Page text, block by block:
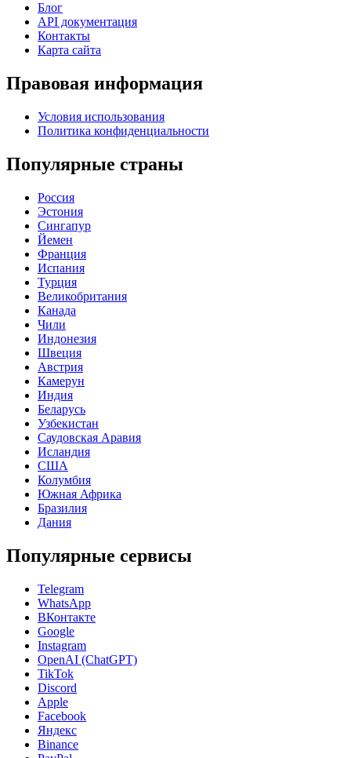
Блог
API документация
Контакты
Карта сайта
Правовая информация
Условия использования
Политика конфиденциальности
Популярные страны
Россия
Эстония
Сингапур
Йемен
Франция
Испания
Турция
Великобритания
Канада
Чили
Индонезия
Швеция
Австрия
Камерун
Индия
Беларусь
Узбекистан
Саудовская Аравия
Исландия
США
Колумбия
Южная Африка
Бразилия
Дания
Популярные сервисы
Telegram
WhatsApp
ВКонтакте
Google
Instagram
OpenAI (ChatGPT)
TikTok
Discord
Apple
Facebook
Яндекс
Binance